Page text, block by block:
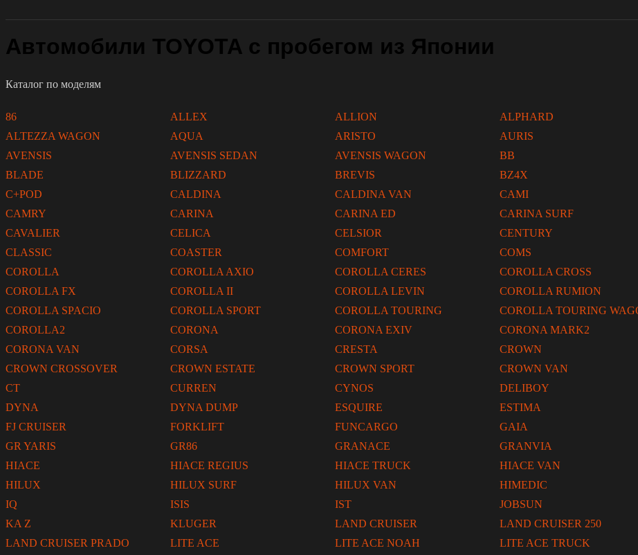
Автомобили TOYOTA с пробегом из Японии
Каталог по моделям
86 ALLEX ALLION ALPHARD
ALTEZZA WAGON
AQUA ARISTO AURIS
AVENSIS
AVENSIS SEDAN AVENSIS WAGON BB
BLADE
BLIZZARD BREVIS BZ4X
C+POD
CALDINA CALDINA VAN CAMI
CAMRY
CARINA CARINA ED CARINA SURF
CAVALIER
CELICA CELSIOR CENTURY
CLASSIC
COASTER COMFORT COMS
COROLLA
COROLLA AXIO COROLLA CERES COROLLA CROSS
COROLLA FX
COROLLA II COROLLA LEVIN COROLLA RUMION
COROLLA SPACIO
COROLLA SPORT COROLLA TOURING COROLLA TOURING
COROLLA2
CORONA CORONA EXIV CORONA MARK2
CORONA VAN
CORSA CRESTA CROWN
CROWN CROSSOVER
CROWN ESTATE CROWN SPORT CROWN VAN
CT
CURREN CYNOS DELIBOY
DYNA
DYNA DUMP ESQUIRE ESTIMA
FJ CRUISER
FORKLIFT FUNCARGO GAIA
GR YARIS
GR86 GRANACE GRANVIA
HIACE
HIACE REGIUS HIACE TRUCK HIACE VAN
HILUX
HILUX SURF HILUX VAN HIMEDIC
IQ
ISIS IST JOBSUN
KA Z
KLUGER LAND CRUISER LAND CRUISER 250
LAND CRUISER PRADO
LITE ACE LITE ACE NOAH LITE ACE TRUCK